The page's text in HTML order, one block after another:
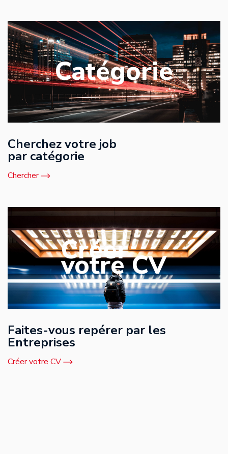
Catégorie
Cherchez votre job
par catégorie
Chercher
Créer
votre CV
Faites-vous repérer par les
Entreprises
Créer votre CV